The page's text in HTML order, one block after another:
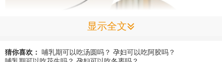
显示全文
猜你喜欢： 哺乳期可以吃汤圆吗？ 孕妇可以吃阿胶吗？